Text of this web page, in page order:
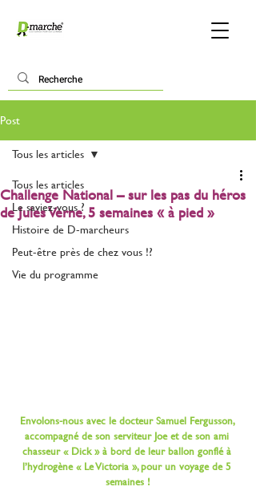
Post
Tous les articles
Le saviez-vous ?
Histoire de D-marcheurs
Peut-être près de chez vous !?
Vie du programme
Tous les articles
Challenge National – sur les pas du héros
de Jules Verne, 5 semaines « à pied »
Envolons-nous avec le docteur Samuel Fergusson,
accompagné de son serviteur Joe et de son ami
chasseur « Dick » à bord de leur ballon gonflé à
l’hydrogène « Le Victoria », pour un voyage de 5
semaines !